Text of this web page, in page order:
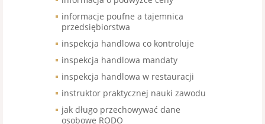
informacje poufne a tajemnica
przedsiębiorstwa
inspekcja handlowa co kontroluje
inspekcja handlowa mandaty
inspekcja handlowa w restauracji
instruktor praktycznej nauki zawodu
jak długo przechowywać dane
osobowe RODO